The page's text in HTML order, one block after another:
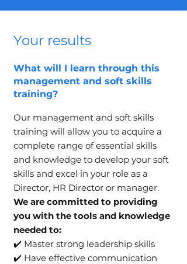
Your results
What will I learn through this
management and soft skills
training?
Our management and soft skills
training will allow you to acquire a
complete range of essential skills
and knowledge to develop your soft
skills and excel in your role as a
Director, HR Director or manager.
We are committed to providing
you with the tools and knowledge
needed to:
✔️ Master strong leadership skills
✔️ Have effective communication